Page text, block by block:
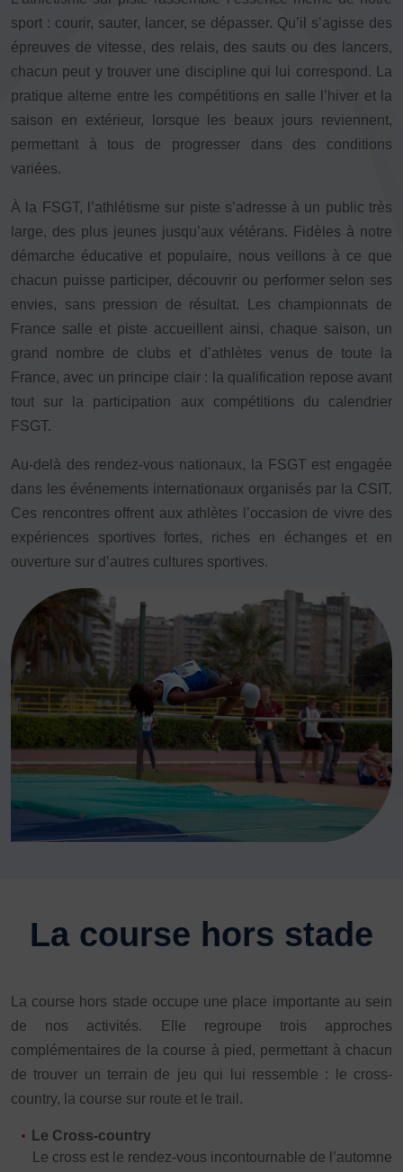
FORMATION
Livret de l’animateur·trice
Brevet Fédéral
Officiel·les
ORGANISME DE FORMATION
Certificat de qualification professionnelle ALS
Certificat de qualification professionnelle
TSARE
INTERNATIONAL
Échanges internationaux
Coopération et solidarité internationales
Vivicittà
CONTACT
JE SOUHAITE TROUVER UNE ACTIVITÉ SPORTIVE
Atelier d’aventure motrice des 0 – 3 ans
Autres activités de pleine nature Autres sports collectifs
Autres sports Nautiques Badminton Ball-trap Basketball
L’activité Bébé et parent dans l’eau Montagne-Escalade
JE SOUHAITE M’AFFILIER
Affiliation
Réaffiliation
Prise de licence
JE SOUHAITE TROUVER UN COMITÉ
JE SOUHAITE ADHÉRER
Affiliation
Honorabilité
Licence Omnisports
Certificat Médical
Assurance
sport : courir, sauter, lancer, se dépasser. Qu’il s’agisse des
épreuves de vitesse, des relais, des sauts ou des lancers,
chacun peut y trouver une discipline qui lui correspond. La
pratique alterne entre les compétitions en salle l’hiver et la
saison en extérieur, lorsque les beaux jours reviennent,
permettant à tous de progresser dans des conditions
variées.
À la FSGT, l’athlétisme sur piste s’adresse à un public très
large, des plus jeunes jusqu’aux vétérans. Fidèles à notre
démarche éducative et populaire, nous veillons à ce que
chacun puisse participer, découvrir ou performer selon ses
envies, sans pression de résultat. Les championnats de
France salle et piste accueillent ainsi, chaque saison, un
grand nombre de clubs et d’athlètes venus de toute la
France, avec un principe clair : la qualification repose avant
tout sur la participation aux compétitions du calendrier
FSGT.
Au-delà des rendez-vous nationaux, la FSGT est engagée
dans les événements internationaux organisés par la CSIT.
Ces rencontres offrent aux athlètes l’occasion de vivre des
expériences sportives fortes, riches en échanges et en
ouverture sur d’autres cultures sportives.
La course hors stade
La course hors stade occupe une place importante au sein
de nos activités. Elle regroupe trois approches
complémentaires de la course à pied, permettant à chacun
de trouver un terrain de jeu qui lui ressemble : le cross-
country, la course sur route et le trail.
Le Cross-country
Le cross est le rendez-vous incontournable de l’automne